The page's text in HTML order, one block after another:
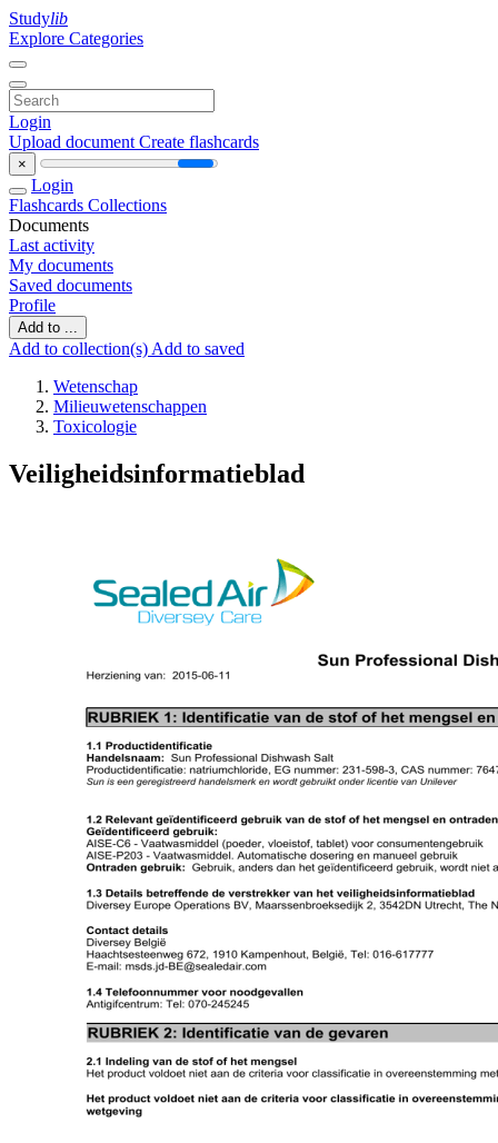
Studylib
Explore Categories
Login
Upload document Create flashcards
×
Login
Flashcards Collections
Documents
Last activity
My documents
Saved documents
Profile
Add to ...
Add to collection(s) Add to saved
Wetenschap
Milieuwetenschappen
Toxicologie
Veiligheidsinformatieblad